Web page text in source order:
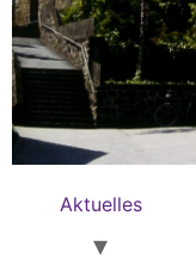
Aktuelles